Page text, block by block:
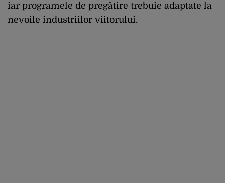
iar programele de pregătire trebuie adaptate la
nevoile industriilor viitorului.